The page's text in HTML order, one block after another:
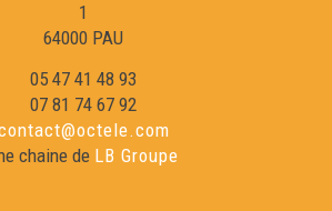
1
64000 PAU
05 47 41 48 93
07 81 74 67 92
chaine de LB Groupe